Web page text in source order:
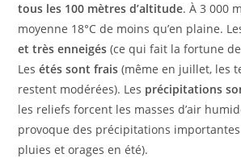
tous les 100 mètres d’altitude. À 3 000
moyenne 18°C de moins qu’en plaine.
et très enneigés (ce qui fait la fortune
Lesétés sont frais (même en juillet, les
restent modérées). Les précipitations
les reliefs forcent les masses d’air
provoque des précipitations
pluies et orages en été).